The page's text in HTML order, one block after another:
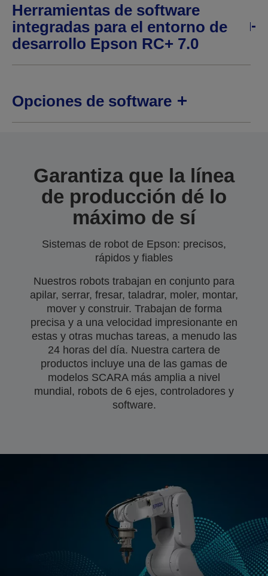
Herramientas de software
integradas para el entorno de
desarrollo Epson RC+ 7.0
Opciones de software
Garantiza que la línea
de producción dé lo
máximo de sí
Sistemas de robot de Epson: precisos,
rápidos y fiables
Nuestros robots trabajan en conjunto para
apilar, serrar, fresar, taladrar, moler, montar,
mover y construir. Trabajan de forma
precisa y a una velocidad impresionante en
estas y otras muchas tareas, a menudo las
24 horas del día. Nuestra cartera de
productos incluye una de las gamas de
modelos SCARA más amplia a nivel
mundial, robots de 6 ejes, controladores y
software.